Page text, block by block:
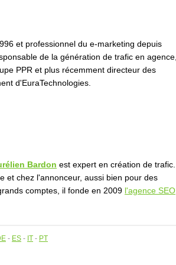
et professionnel du e-marketing depuis
de la génération de trafic en agence,
PPR et plus récemment directeur des
d'EuraTechnologies.
Bardon est expert en création de trafic.
et chez l'annonceur, aussi bien pour des
comptes, il fonde en 2009 l'agence SEO
- ES - IT - PT